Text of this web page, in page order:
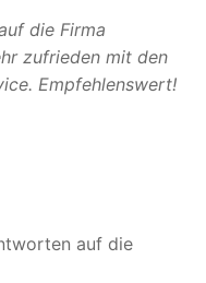
die Firma
zufrieden mit den
Empfehlenswert!
auf die